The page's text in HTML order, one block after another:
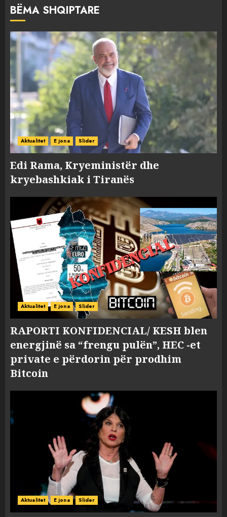
BËMA SHQIPTARE
Aktualitet E jona Slider
Edi Rama, Kryeministër dhe
kryebashkiak i Tiranës
Aktualitet E jona Slider
RAPORTI KONFIDENCIAL/ KESH blen
energjinë sa “frengu pulën”, HEC -et
private e përdorin për prodhim
Bitcoin
Aktualitet E jona Slider